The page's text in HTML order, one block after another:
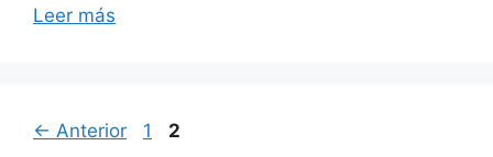
Leer más
← Anterior Página
1 Página
2